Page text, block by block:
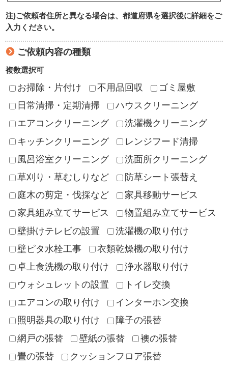
注)ご依頼者住所と異なる場合は、都道府県を選択後に詳細をご
入力ください。
ご依頼内容の種類
複数選択可
お掃除・片付け 不用品回収
ゴミ屋敷
日常清掃・定期清掃
ハウスクリーニング
エアコンクリーニング
洗濯機クリーニング
キッチンクリーニング
レンジフード清掃
風呂浴室クリーニング
洗面所クリーニング
草刈り・草むしりなど
防草シート張替え
庭木の剪定・伐採など
家具移動サービス
家具組み立てサービス
物置組み立てサービス
壁掛けテレビの設置
洗濯機の取り付け
壁ピタ水栓工事
衣類乾燥機の取り付け
卓上食洗機の取り付け
浄水器取り付け
ウォシュレットの設置
トイレ交換
エアコンの取り付け
インターホン交換
照明器具の取り付け
障子の張替
網戸の張替
壁紙の張替
襖の張替
畳の張替
クッションフロア張替